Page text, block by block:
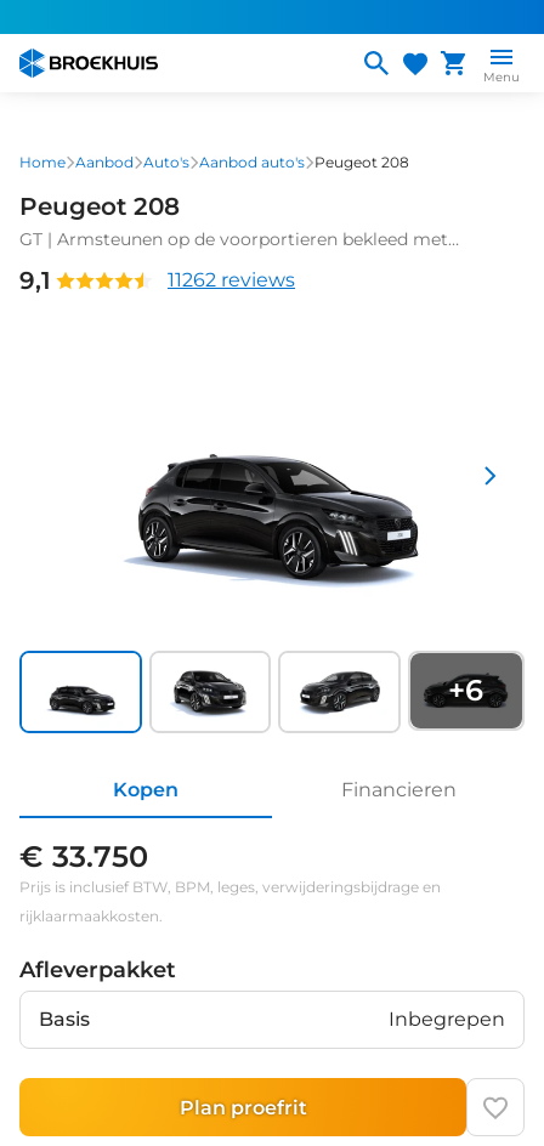
naar
gaan
Menu
Home Aanbod Auto's Aanbod auto's Peugeot 208
Peugeot 208
GT | Armsteunen op de voorportieren bekleed met
Control | Dashboard en deurpanelen in kunststof met
9,1 11262 reviews
+6
Kopen Financieren
€ 33.750
Prijs is inclusief BTW, BPM, leges, verwijderingsbijdrage en
rijklaarmaakkosten.
Afleverpakket
Basis Inbegrepen
Plan proefrit